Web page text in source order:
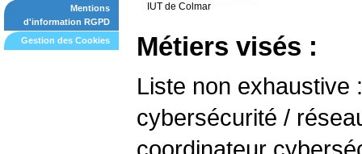
Mentions
d'information RGPD
Gestion des Cookies
IUT de Colmar
Métiers visés :
Liste non exhaustive
cybersécurité /